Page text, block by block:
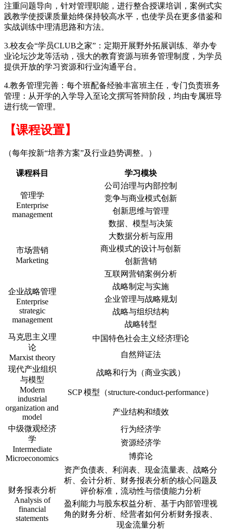
注重问题导向，针对管理职能，进行整合授课培训，案例式实
践教学使授课质量始终保持较高水平，也使学员在更多借鉴和
实战训练中理清思路和方法。
3.校友会“学员CLUB之家”：定期开展野外拓展训练、举办专
业论坛沙龙等活动，强大的教育资源与班务管理制度，为学员
提供开放的学习资源和行业沟通平台。
4.教务管理完善：每个班配备经验丰富班主任，专门负责班务
管理：从开学的入学导入至论文撰写答辩阶段，均由专属班导
进行统一管理。
【课程设置】
（每年按新“培养方案”及行业趋势调整。）
课程科目 学习模块
管理学
Enterprise
management
公司治理与内部控制
竞争与商业模式创新
创新思维与管理
数据、模型与决策
市场营销
Marketing
大数据分析与应用
商业模式的设计与创新
创新营销
互联网营销案例分析
企业战略管理
Enterprise
strategic
management
战略制定与实施
企业管理与战略规划
战略与组织结构
战略转型
马克思主义理
论
Marxist theory
中国特色社会主义经济理论
自然辩证法
现代产业组织
与模型
Modern
industrial
organization and
model
战略和行为（商业实践）
SCP 模型（structure-conduct-performance）
产业结构和绩效
中级微观经济
学
Intermediate
Microeconomics
行为经济学
资源经济学
博弈论
财务报表分析
Analysis of
financial
statements
资产负债表、利润表、现金流量表、战略分
析、会计分析、财务报表分析的核心问题及
评价标准，流动性与偿债能力分析
盈利能力与股东权益分析、基于内部管理视
角的财务分析、经营者如何分析财务报表、
现金流量分析